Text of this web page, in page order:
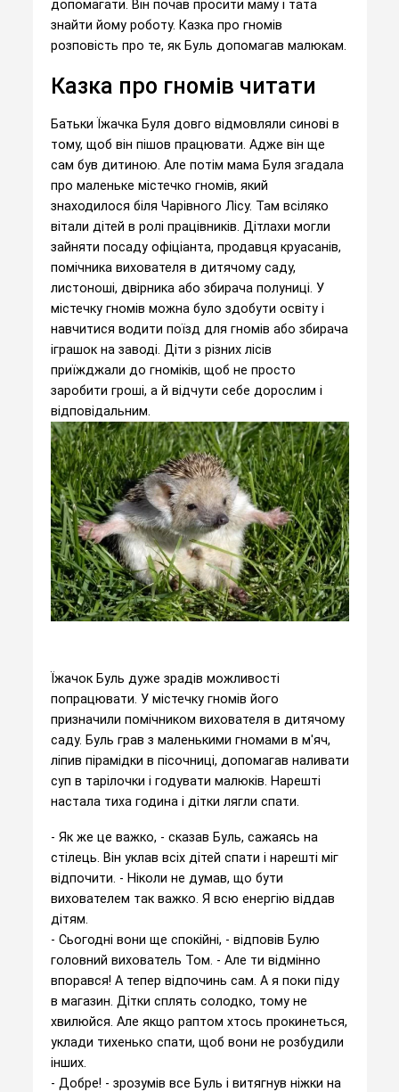
допомагати. Він почав просити маму і тата
знайти йому роботу. Казка про гномів
розповість про те, як Буль допомагав малюкам.
Казка про гномів читати
Батьки Їжачка Буля довго відмовляли синові в
тому, щоб він пішов працювати. Адже він ще
сам був дитиною. Але потім мама Буля згадала
про маленьке містечко гномів, який
знаходилося біля Чарівного Лісу. Там всіляко
вітали дітей в ролі працівників. Дітлахи могли
зайняти посаду офіціанта, продавця круасанів,
помічника вихователя в дитячому саду,
листоноші, двірника або збирача полуниці. У
містечку гномів можна було здобути освіту і
навчитися водити поїзд для гномів або збирача
іграшок на заводі. Діти з різних лісів
приїжджали до гноміків, щоб не просто
заробити гроші, а й відчути себе дорослим і
відповідальним.
Їжачок Буль дуже зрадів можливості
попрацювати. У містечку гномів його
призначили помічником вихователя в дитячому
саду. Буль грав з маленькими гномами в м'яч,
ліпив пірамідки в пісочниці, допомагав наливати
суп в тарілочки і годувати малюків. Нарешті
настала тиха година і дітки лягли спати.
- Як же це важко, - сказав Буль, сажаясь на
стілець. Він уклав всіх дітей спати і нарешті міг
відпочити. - Ніколи не думав, що бути
вихователем так важко. Я всю енергію віддав
дітям.
- Сьогодні вони ще спокійні, - відповів Булю
головний вихователь Том. - Але ти відмінно
впорався! А тепер відпочинь сам. А я поки піду
в магазин. Дітки сплять солодко, тому не
хвилюйся. Але якщо раптом хтось прокинеться,
уклади тихенько спати, щоб вони не розбудили
інших.
- Добре! - зрозумів все Буль і витягнув ніжки на